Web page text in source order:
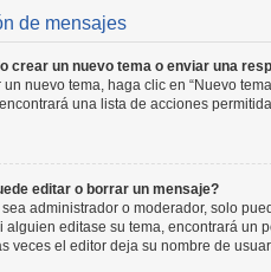
de mensajes
crear un nuevo tema o enviar una
un nuevo tema, haga clic en “Nuevo
una lista de acciones
editar o borrar un mensaje?
administrador o moderador, solo
alguien editase su tema, encontrará un
veces el editor deja su nombre de